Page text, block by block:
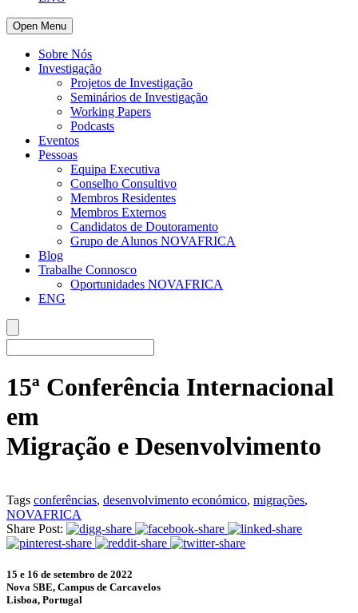
Open Menu
Sobre Nós
Investigação
Projetos de Investigação
Seminários de Investigação
Working Papers
Podcasts
Eventos
Pessoas
Equipa Executiva
Conselho Consultivo
Membros Residentes
Membros Externos
Candidatos de Doutoramento
Grupo de Alunos NOVAFRICA
Blog
Trabalhe Connosco
Oportunidades NOVAFRICA
ENG
15ª Conferência Internacional
em
Migração e Desenvolvimento
Tags conferências, desenvolvimento económico, migrações,
NOVAFRICA
Share Post:
15 e 16 de setembro de 2022
Nova SBE, Campus de Carcavelos
Lisboa, Portugal